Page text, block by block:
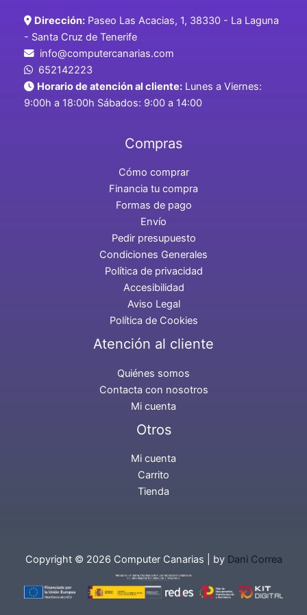
Dirección: Paseo Las Acacias, 1, 38330 - La Laguna
- Santa Cruz de Tenerife
info@computercanarias.com
652142223
Horario de atención al cliente: Lunes a Viernes:
9:00h a 18:00h Sábados: 9:00 a 14:00
Compras
Cómo comprar
Financia tu compra
Formas de pago
Envío
Pedir presupuesto
Condiciones Generales
Política de privacidad
Accesibilidad
Aviso Legal
Política de Cookies
Atención al cliente
Quiénes somos
Contacta con nosotros
Mi cuenta
Otros
Mi cuenta
Carrito
Tienda
Copyright © 2026 Computer Canarias | by Dani Correa